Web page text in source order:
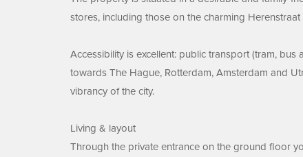
stores, including those on the charming
Accessibility is excellent: public transport (tram,
towards The Hague, Rotterdam, Amsterdam and
vibrancy of the city.
Living & layout
Through the private entrance on the ground floor